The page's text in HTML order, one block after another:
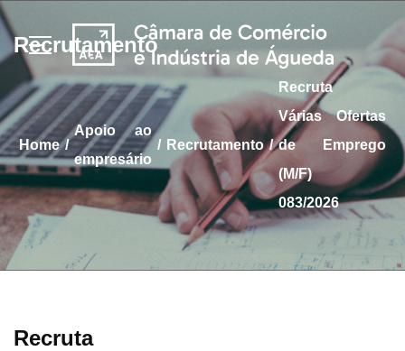
Recrutamento
home /
apoio ao
empresário
/ Recrutamento /
Recruta
Várias Ofertas
de Emprego
(M/F)
083/2026
Recruta